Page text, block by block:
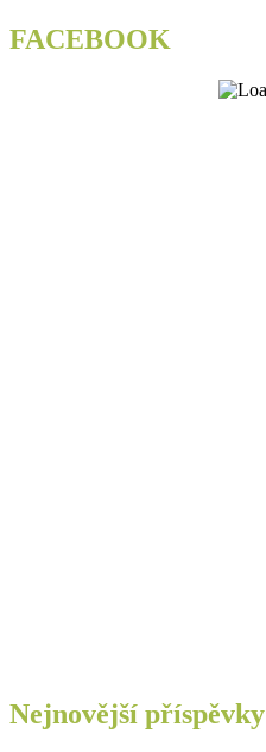
FACEBOOK
Nejnovější příspěvky